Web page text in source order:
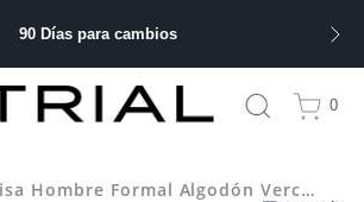
90 Días para cambios
0
Hombre Formal Algodón Vercelli Lila